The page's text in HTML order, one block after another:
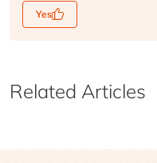
Yes
Related Articles